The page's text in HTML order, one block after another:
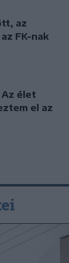
az
FK-nak
Az élet
el az